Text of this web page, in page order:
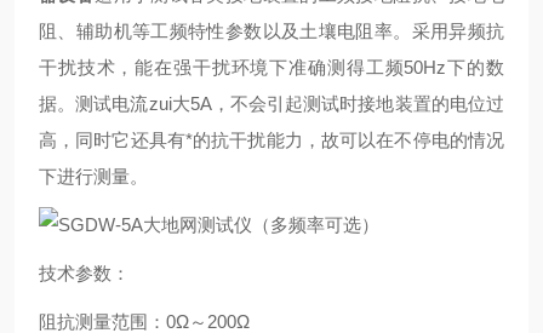
阻、辅助机等工频特性参数以及土壤电阻率。 采用异频抗
干扰技术，能在强干扰环境下准确测得工频50Hz下的数
据。测试电流zui大5A，不会引起测试时接地装置的电位过
高，同时它还具有*的抗干扰能力，故可以在不停电的情况
下进行测量。
技术参数：
阻抗测量范围：0Ω～200Ω